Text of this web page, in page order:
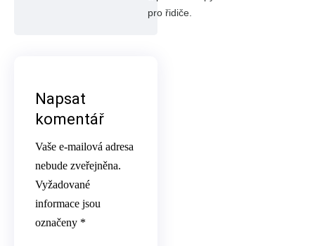
pro řidiče.
Napsat
komentář
Vaše e-mailová adresa
nebude zveřejněna.
Vyžadované
informace jsou
označeny *